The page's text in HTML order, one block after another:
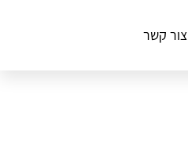
צור קשר